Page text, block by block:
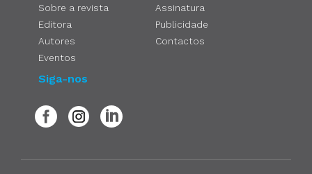
Sobre a revista
Editora
Autores
Eventos
Assinatura
Publicidade
Contactos
Siga-nos